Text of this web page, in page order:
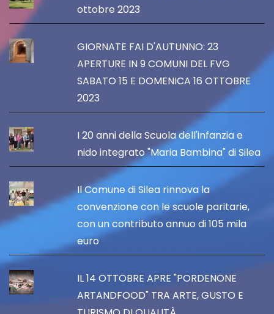
ottobre 2023
GIORNATE FAI D'AUTUNNO: 23
APERTURE IN 9 COMUNI DEL FVG
SABATO 15 E DOMENICA 16 OTTOBRE
2023
I 20 anni della Scuola dell'infanzia e
nido integrato "Maria Bambina" di Silea
Il Comune di Silea rinnova la
convenzione con le scuole paritarie,
con un contributo annuo di 105 mila
euro
IL 14 OTTOBRE APRE "PORDENONE
ARTANDFOOD" TRA ARTE, GUSTO E